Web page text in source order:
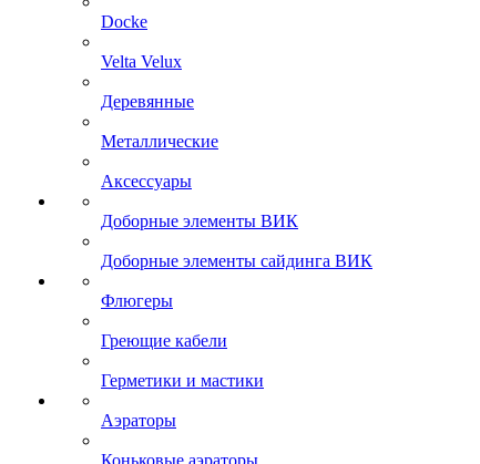
Docke
Velta Velux
Деревянные
Металлические
Аксессуары
Доборные элементы ВИК
Доборные элементы сайдинга ВИК
Флюгеры
Греющие кабели
Герметики и мастики
Аэраторы
Коньковые аэраторы